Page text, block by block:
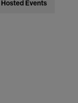
Hosted Events